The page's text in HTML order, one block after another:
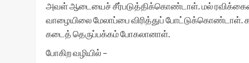
அவள் ஆடையைச் சீர்படுத்திக்கொண்டாள். மல்
வாழையிலை மேலாப்பை விரித்துப் போட்டுக்கொண்டாள்.
கடைத் தெருப்பக்கம் போகலானாள்.
போகிற வழியில் –